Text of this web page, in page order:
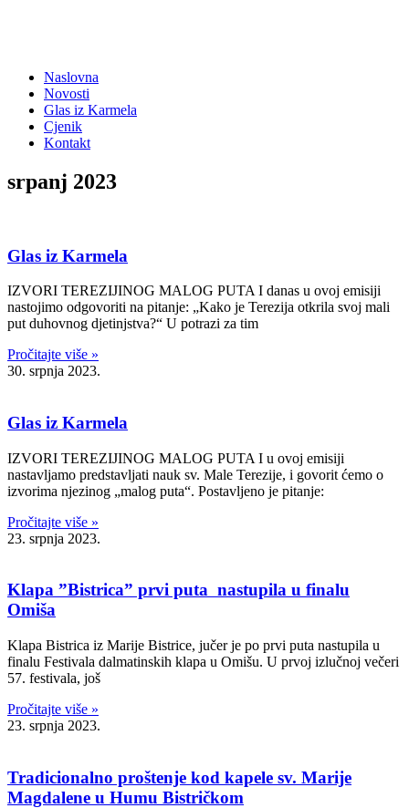
Naslovna
Novosti
Glas iz Karmela
Cjenik
Kontakt
srpanj 2023
Glas iz Karmela
IZVORI TEREZIJINOG MALOG PUTA I danas u ovoj emisiji
nastojimo odgovoriti na pitanje: „Kako je Terezija otkrila svoj mali
put duhovnog djetinjstva?“ U potrazi za tim
Pročitajte više »
30. srpnja 2023.
Glas iz Karmela
IZVORI TEREZIJINOG MALOG PUTA I u ovoj emisiji
nastavljamo predstavljati nauk sv. Male Terezije, i govorit ćemo o
izvorima njezinog „malog puta“. Postavljeno je pitanje:
Pročitajte više »
23. srpnja 2023.
Klapa ”Bistrica” prvi puta nastupila u finalu
Omiša
Klapa Bistrica iz Marije Bistrice, jučer je po prvi puta nastupila u
finalu Festivala dalmatinskih klapa u Omišu. U prvoj izlučnoj večeri
57. festivala, još
Pročitajte više »
23. srpnja 2023.
Tradicionalno proštenje kod kapele sv. Marije
Magdalene u Humu Bistričkom